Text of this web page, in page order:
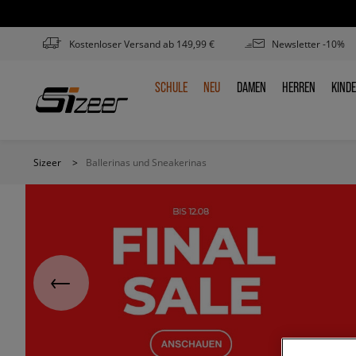
Kostenloser Versand ab 149,99 € Newsletter -10%
SCHULE
SCHULE NEU
NEU DAMEN
DAMEN HERREN
HERREN
Sizeer > Ballerinas und Sneakerinas